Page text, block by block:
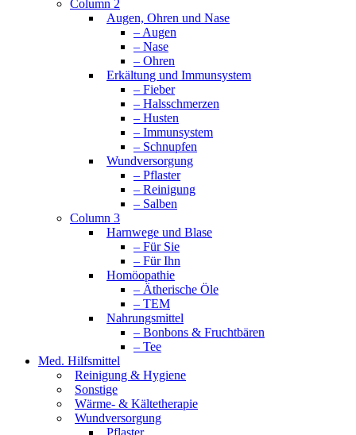
Column 2
Augen, Ohren und Nase
– Augen
– Nase
– Ohren
Erkältung und Immunsystem
– Fieber
– Halsschmerzen
– Husten
– Immunsystem
– Schnupfen
Wundversorgung
– Pflaster
– Reinigung
– Salben
Column 3
Harnwege und Blase
– Für Sie
– Für Ihn
Homöopathie
– Ätherische Öle
– TEM
Nahrungsmittel
– Bonbons & Fruchtbären
– Tee
Med. Hilfsmittel
Reinigung & Hygiene
Sonstige
Wärme- & Kältetherapie
Wundversorgung
Pflaster